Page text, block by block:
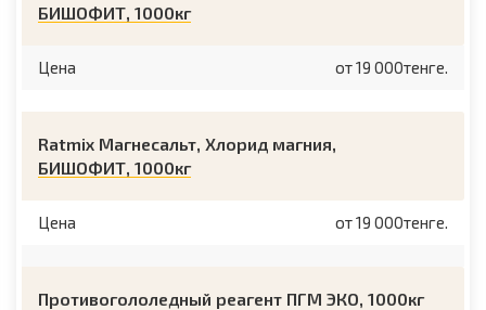
БИШОФИТ, 1000кг
Цена от 19 000тенге.
Ratmix Магнесальт, Хлорид магния,
БИШОФИТ, 1000кг
Цена от 19 000тенге.
Противогололедный реагент ПГМ ЭКО, 1000кг